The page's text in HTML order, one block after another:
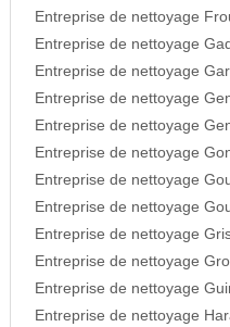
Entreprise de nettoyage
Entreprise de nettoyage
Entreprise de nettoyage
Entreprise de nettoyage
Entreprise de nettoyage
Entreprise de nettoyage
Entreprise de nettoyage
Entreprise de nettoyage
Entreprise de nettoyage
Entreprise de nettoyage
Entreprise de nettoyage
Entreprise de nettoyage